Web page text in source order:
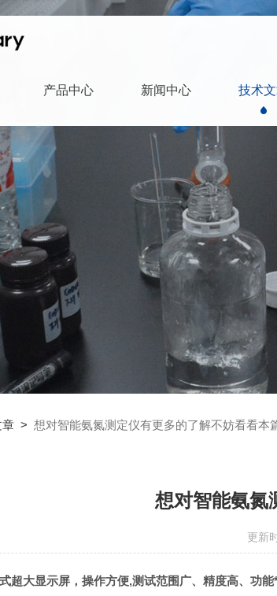
产品中心 新闻中心 技术
章> 想对智能氨氮测定仪有更多的了解不妨看看本
想对智能氨氮
更新
超大显示屏，操作方便,测试范围广、精度高、功